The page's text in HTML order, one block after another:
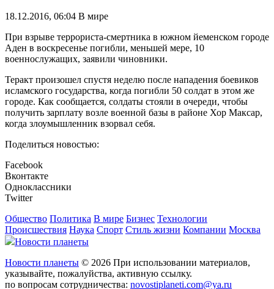
18.12.2016, 06:04 В мире
При взрыве террориста-смертника в южном йеменском городе
Аден в воскресенье погибли, меньшей мере, 10
военнослужащих, заявили чиновники.
Теракт произошел спустя неделю после нападения боевиков
исламского государства, когда погибли 50 солдат в этом же
городе. Как сообщается, солдаты стояли в очереди, чтобы
получить зарплату возле военной базы в районе Хор Максар,
когда злоумышленник взорвал себя.
Поделиться новостью:
Facebook
Вконтакте
Одноклассники
Twitter
Общество Политика В мире Бизнес Технологии
Происшествия Наука Спорт Стиль жизни Компании Москва
Новости планеты
Новости планеты © 2026 При использовании материалов,
указывайте, пожалуйства, активную ссылку.
по вопросам сотрудничества: novostiplaneti.com@ya.ru